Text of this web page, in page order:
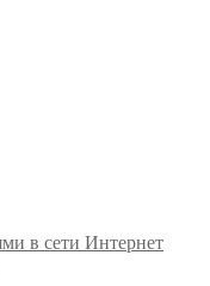
в сети Интернет